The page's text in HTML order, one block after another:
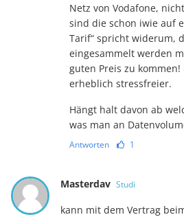
Netz von Vodafone,
sind die schon iwie auf
Tarif“ spricht widerum,
eingesammelt werden
guten Preis zu
erheblich stressfreier.
Hängt halt davon ab
was man an
Antworten 1
Masterdav Studi
kann mit dem Vertrag